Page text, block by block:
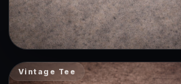
Vintage Tee